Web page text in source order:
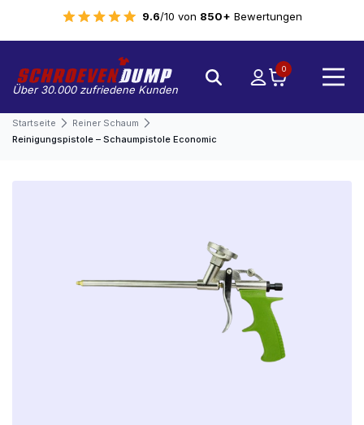
9.6/10 von 850+ Bewertungen
Über 30.000 zufriedene Kunden
0
Startseite
Reiner Schaum
Reinigungspistole – Schaumpistole Economic